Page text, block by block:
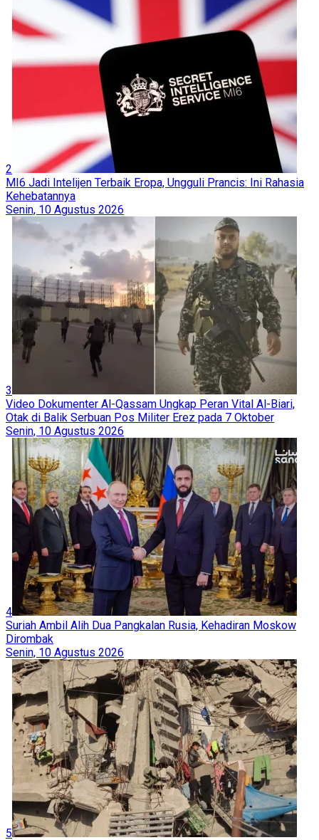
2
MI6 Jadi Intelijen Terbaik Eropa, Ungguli Prancis: Ini Rahasia
Kehebatannya
Senin, 10 Agustus 2026
3
Video Dokumenter Al-Qassam Ungkap Peran Vital Al-Biari,
Otak di Balik Serbuan Pos Militer Erez pada 7 Oktober
Senin, 10 Agustus 2026
4
Suriah Ambil Alih Dua Pangkalan Rusia, Kehadiran Moskow
Dirombak
Senin, 10 Agustus 2026
5